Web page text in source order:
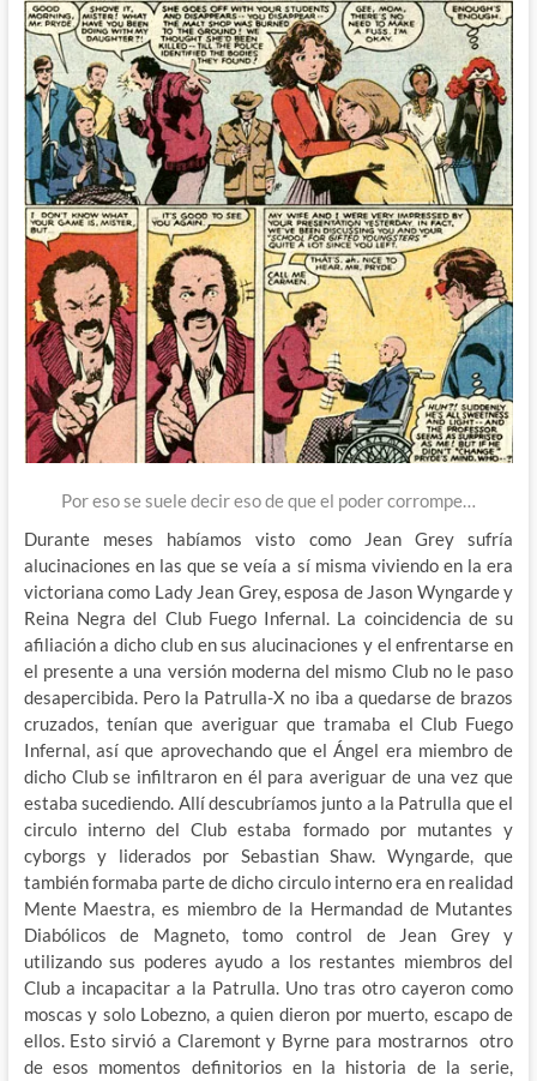
Por eso se suele decir eso de que el poder corrompe…
Durante meses habíamos visto como Jean Grey sufría
alucinaciones en las que se veía a sí misma viviendo en la era
victoriana como Lady Jean Grey, esposa de Jason Wyngarde y
Reina Negra del Club Fuego Infernal. La coincidencia de su
afiliación a dicho club en sus alucinaciones y el enfrentarse en
el presente a una versión moderna del mismo Club no le paso
desapercibida. Pero la Patrulla-X no iba a quedarse de brazos
cruzados, tenían que averiguar que tramaba el Club Fuego
Infernal, así que aprovechando que el Ángel era miembro de
dicho Club se infiltraron en él para averiguar de una vez que
estaba sucediendo. Allí descubríamos junto a la Patrulla que el
circulo interno del Club estaba formado por mutantes y
cyborgs y liderados por Sebastian Shaw. Wyngarde, que
también formaba parte de dicho circulo interno era en realidad
Mente Maestra, es miembro de la Hermandad de Mutantes
Diabólicos de Magneto, tomo control de Jean Grey y
utilizando sus poderes ayudo a los restantes miembros del
Club a incapacitar a la Patrulla. Uno tras otro cayeron como
moscas y solo Lobezno, a quien dieron por muerto, escapo de
ellos. Esto sirvió a Claremont y Byrne para mostrarnos otro
de esos momentos definitorios en la historia de la serie,